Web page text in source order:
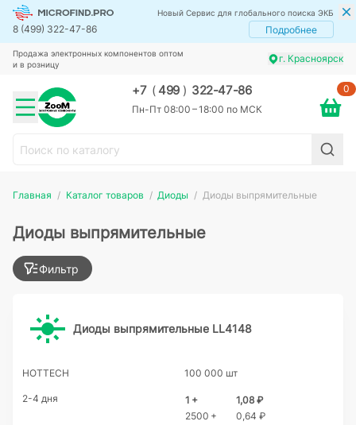
Новый Сервис для глобального поиска ЭКБ
8 (499) 322-47-86 Подробнее
Продажа электронных компонентов оптом
и в розницу
г. Красноярск
+7 (499 ) 322-47-86
Пн-Пт 08:00 – 18:00 по МСК
0
Главная Каталог товаров Диоды Диоды выпрямительные
Диоды выпрямительные
Фильтр
Диоды выпрямительные LL4148
HOTTECH 100 000 шт
2-4 дня 1 +
1,08 ₽
2500 +
0,64 ₽